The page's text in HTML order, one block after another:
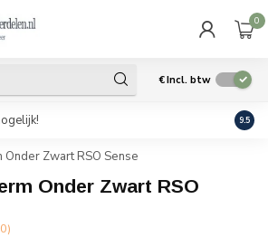
0
€Incl. btw
Geen
9.5
Onder Zwart RSO Sense
Onder Zwart RSO